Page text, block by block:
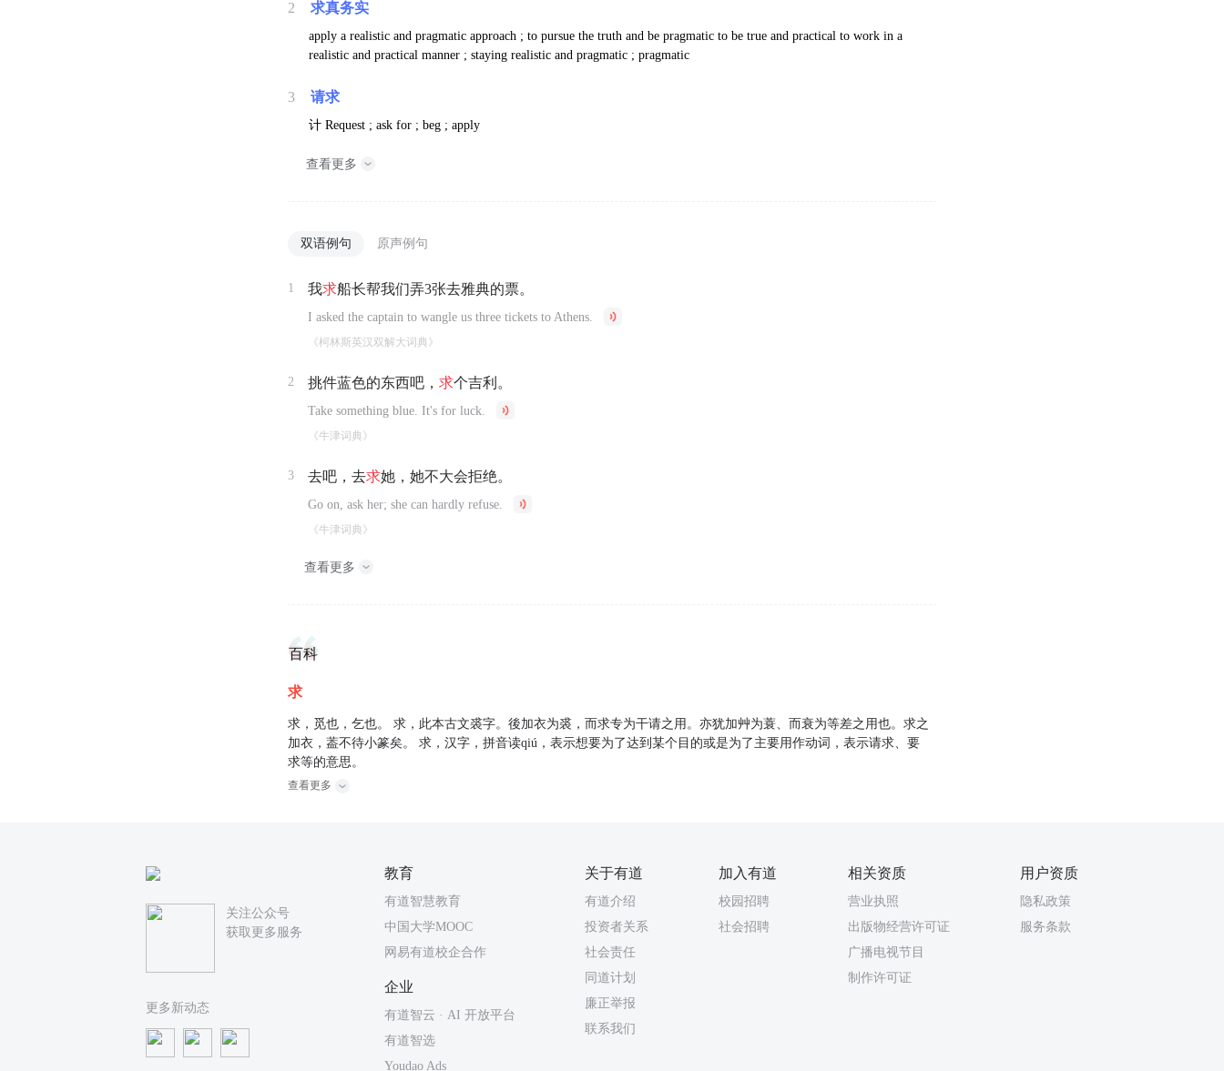
2 求真务实
apply a realistic and pragmatic approach ; to pursue the truth and be pragmatic to be true and practical to work in a
realistic and practical manner ; staying realistic and pragmatic ; pragmatic
3 请求
计Request ; ask for ; beg ; apply
查看更多
双语例句 原声例句
1 我求船长帮我们弄3张去雅典的票。
I asked the captain to wangle us three tickets to Athens.
《柯林斯英汉双解大词典》
2 挑件蓝色的东西吧，求个吉利。
Take something blue. It's for luck.
《牛津词典》
3 去吧，去求她，她不大会拒绝。
Go on, ask her; she can hardly refuse.
《牛津词典》
查看更多
百科
求
求，觅也，乞也。 求，此本古文裘字。後加衣为裘，而求专为干请之用。亦犹加艸为蓑、而衰为等差之用也。求之
加衣，葢不待小篆矣。 求，汉字，拼音读qiú，表示想要为了达到某个目的或是为了主要用作动词，表示请求、要
求等的意思。
查看更多
关注公众号
获取更多服务
更多新动态
教育
有道智慧教育
中国大学MOOC
网易有道校企合作
关于有道
有道介绍
投资者关系
社会责任
同道计划
廉正举报
联系我们
加入有道
校园招聘
社会招聘
相关资质
营业执照
出版物经营许可证
广播电视节目
制作许可证
用户资质
隐私政策
服务条款
企业
有道智云 · AI 开放平台
有道智选
Youdao Ads